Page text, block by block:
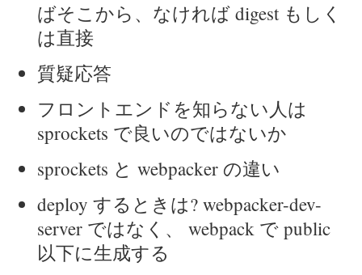
ばそこから、なければ digest もしく
は直接
質疑応答
フロントエンドを知らない人は
sprockets で良いのではないか
sprockets と webpacker の違い
deploy するときは? webpacker-dev-
server ではなく、 webpack で public
以下に生成する